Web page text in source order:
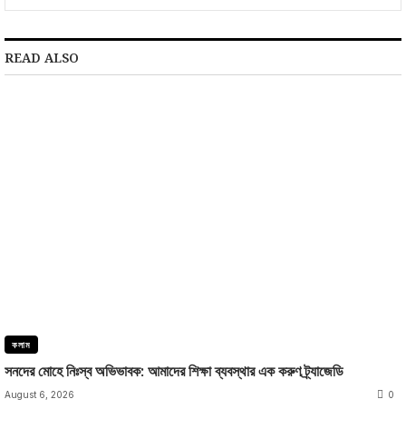
READ ALSO
কলাম
সনদের মোহে নিঃস্ব অভিভাবক: আমাদের শিক্ষা ব্যবস্থার এক করুণ ট্র্যাজেডি
August 6, 2026 0